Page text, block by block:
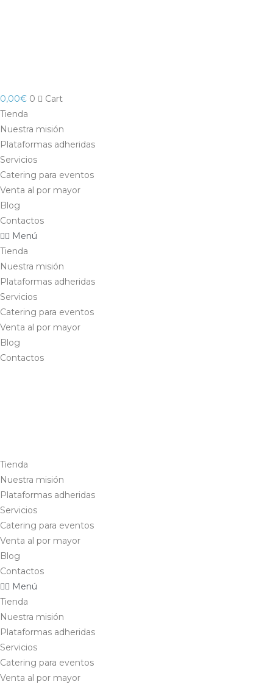
0,00€ 0
Cart
Tienda
Nuestra misión
Plataformas adheridas
Servicios
Catering para eventos
Venta al por mayor
Blog
Contactos
Menú
Tienda
Nuestra misión
Plataformas adheridas
Servicios
Catering para eventos
Venta al por mayor
Blog
Contactos
Tienda
Nuestra misión
Plataformas adheridas
Servicios
Catering para eventos
Venta al por mayor
Blog
Contactos
Menú
Tienda
Nuestra misión
Plataformas adheridas
Servicios
Catering para eventos
Venta al por mayor